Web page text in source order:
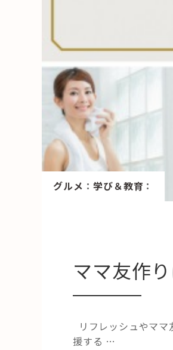
「モノ」
「ひと」
協賛・協
コーデ
グルメ ：学び＆教育 ：
ママ友作
リフレッシュやマ
援する …